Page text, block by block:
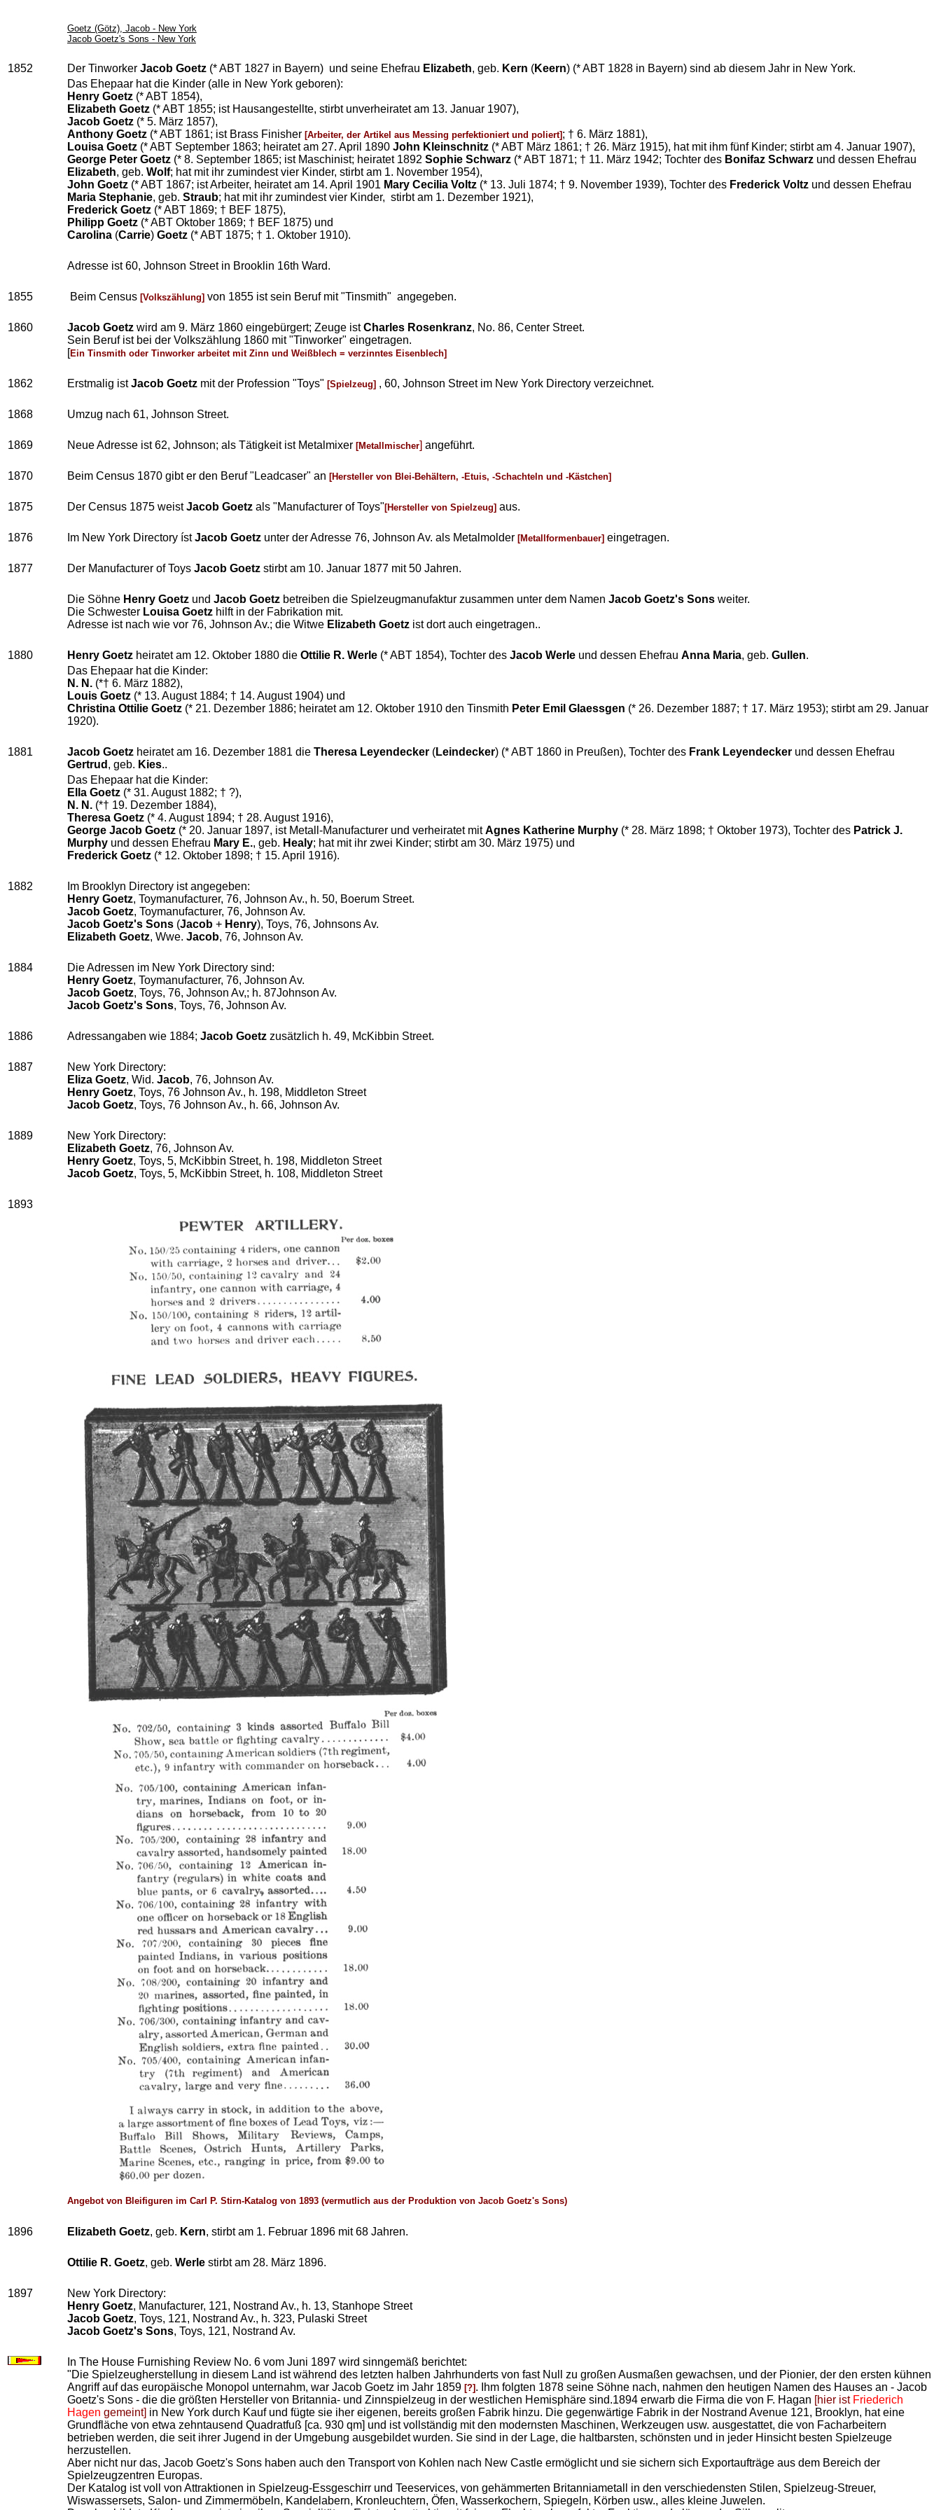
Goetz (Götz), Jacob - New York
Jacob Goetz's Sons - New York
1852 Der Tinworker Jacob Goetz (* ABT 1827 in Bayern) und seine Ehefrau Elizabeth, geb. Kern (Keern) (* ABT 1828 in Bayern) sind ab diesem Jahr in New York.
Das Ehepaar hat die Kinder (alle in New York geboren):
Henry Goetz (* ABT 1854),
Elizabeth Goetz (* ABT 1855; ist Hausangestellte, stirbt unverheiratet am 13. Januar 1907),
Jacob Goetz (* 5. März 1857),
Anthony Goetz (* ABT 1861; ist Brass Finisher [Arbeiter, der Artikel aus Messing perfektioniert und poliert] ; † 6. März 1881),
Louisa Goetz (* ABT September 1863; heiratet am 27. April 1890 John Kleinschnitz (* ABT März 1861; † 26. März 1915), hat mit ihm fünf Kinder; stirbt am 4. Januar 1907),
George Peter Goetz (* 8. September 1865; ist Maschinist; heiratet 1892 Sophie Schwarz (* ABT 1871; † 11. März 1942; Tochter des Bonifaz Schwarz und dessen Ehefrau
Elizabeth, geb. Wolf; hat mit ihr zumindest vier Kinder, stirbt am 1. November 1954),
John Goetz (* ABT 1867; ist Arbeiter, heiratet am 14. April 1901 Mary Cecilia Voltz (* 13. Juli 1874; † 9. November 1939), Tochter des Frederick Voltz und dessen Ehefrau
Maria Stephanie, geb. Straub; hat mit ihr zumindest vier Kinder, stirbt am 1. Dezember 1921),
Frederick Goetz (* ABT 1869; † BEF 1875),
Philipp Goetz (* ABT Oktober 1869; † BEF 1875) und
Carolina (Carrie) Goetz (* ABT 1875; † 1. Oktober 1910).
Adresse ist 60, Johnson Street in Brooklin 16th Ward.
1855 Beim Census [Volkszählung] von 1855 ist sein Beruf mit "Tinsmith" angegeben.
1860 Jacob Goetz wird am 9. März 1860 eingebürgert; Zeuge istCharles Rosenkranz, No. 86, Center Street.
Sein Beruf ist bei der Volkszählung 1860 mit "Tinworker" eingetragen.
[Ein Tinsmith oder Tinworker arbeitet mit Zinn und Weißblech = verzinntes Eisenblech]
1862 Erstmalig istJacob Goetz mit der Profession "Toys" [Spielzeug] , 60, Johnson Street im New York Directory verzeichnet.
1868 Umzug nach 61, Johnson Street.
1869 Neue Adresse ist 62, Johnson; als Tätigkeit ist Metalmixer [Metallmischer] angeführt.
1870 Beim Census 1870 gibt er den Beruf "Leadcaser" an [Hersteller von Blei-Behältern, -Etuis, -Schachteln und -Kästchen]
1875 Der Census 1875 weistJacob Goetz als "Manufacturer of Toys" [Hersteller von Spielzeug] aus.
1876 Im New York Directory ístJacob Goetz unter der Adresse 76, Johnson Av. als Metalmolder [Metallformenbauer] eingetragen.
1877 Der Manufacturer of Toys Jacob Goetz stirbt am 10. Januar 1877 mit 50 Jahren.
Die Söhne Henry Goetz und Jacob Goetz betreiben die Spielzeugmanufaktur zusammen unter dem Namen Jacob Goetz's Sons weiter.
Die Schwester Louisa Goetz hilft in der Fabrikation mit.
Adresse ist nach wie vor 76, Johnson Av.; die Witwe Elizabeth Goetz ist dort auch eingetragen..
1880 Henry Goetz heiratet am 12. Oktober 1880 die Ottilie R. Werle (* ABT 1854), Tochter des Jacob Werle und dessen Ehefrau Anna Maria, geb. Gullen.
Das Ehepaar hat die Kinder:
N. N. (*† 6. März 1882),
Louis Goetz (* 13. August 1884; † 14. August 1904) und
Christina Ottilie Goetz (* 21. Dezember 1886; heiratet am 12. Oktober 1910 den Tinsmith Peter Emil Glaessgen (* 26. Dezember 1887; † 17. März 1953); stirbt am 29. Januar
1920).
1881 Jacob Goetz heiratet am 16. Dezember 1881 die Theresa Leyendecker (Leindecker) (* ABT 1860 in Preußen), Tochter des Frank Leyendecker und dessen Ehefrau
Gertrud , geb. Kies..
Das Ehepaar hat die Kinder:
Ella Goetz (* 31. August 1882; † ?),
N. N. (*† 19. Dezember 1884),
Theresa Goetz (* 4. August 1894; † 28. August 1916),
George Jacob Goetz (* 20. Januar 1897, ist Metall-Manufacturer und verheiratet mitAgnes Katherine Murphy (* 28. März 1898; † Oktober 1973), Tochter des Patrick J.
Murphy und dessen Ehefrau Mary E., geb. Healy; hat mit ihr zwei Kinder; stirbt am 30. März 1975) und
Frederick Goetz (* 12. Oktober 1898; † 15. April 1916).
1882
Im Brooklyn Directory ist angegeben:
Henry Goetz, Toymanufacturer, 76, Johnson Av., h. 50, Boerum Street.
Jacob Goetz, Toymanufacturer, 76, Johnson Av.
Jacob Goetz's Sons (Jacob + Henry), Toys, 76, Johnsons Av.
Elizabeth Goetz, Wwe. Jacob, 76, Johnson Av.
1884
Die Adressen im New York Directory sind:
Henry Goetz, Toymanufacturer, 76, Johnson Av.
Jacob Goetz, Toys, 76, Johnson Av,; h. 87Johnson Av.
Jacob Goetz's Sons, Toys, 76, Johnson Av.
1886 Adressangaben wie 1884; Jacob Goetz zusätzlich h. 49, McKibbin Street.
1887
New York Directory:
Eliza Goetz, Wid. Jacob, 76, Johnson Av.
Henry Goetz, Toys, 76 Johnson Av., h. 198, Middleton Street
Jacob Goetz, Toys, 76 Johnson Av., h. 66, Johnson Av.
1889
New York Directory:
Elizabeth Goetz, 76, Johnson Av.
Henry Goetz, Toys, 5, McKibbin Street, h. 198, Middleton Street
Jacob Goetz, Toys, 5, McKibbin Street, h. 108, Middleton Street
1893
Angebot von Bleifiguren im Carl P. Stirn-Katalog von 1893 (vermutlich aus der Produktion von Jacob Goetz's Sons)
1896 Elizabeth Goetz, geb. Kern, stirbt am 1. Februar 1896 mit 68 Jahren.
Ottilie R. Goetz, geb. Werle stirbt am 28. März 1896.
1897
New York Directory:
Henry Goetz, Manufacturer, 121, Nostrand Av., h. 13, Stanhope Street
Jacob Goetz, Toys, 121, Nostrand Av., h. 323, Pulaski Street
Jacob Goetz's Sons, Toys, 121, Nostrand Av.
In The House Furnishing Review No. 6 vom Juni 1897 wird sinngemäß berichtet:
"Die Spielzeugherstellung in diesem Land ist während des letzten halben Jahrhunderts von fast Null zu großen Ausmaßen gewachsen, und der Pionier, der den ersten kühnen
Angriff auf das europäische Monopol unternahm, war Jacob Goetz im Jahr 1859 [?] . Ihm folgten 1878 seine Söhne nach, nahmen den heutigen Namen des Hauses an - Jacob
Goetz's Sons - die die größten Hersteller von Britannia- und Zinnspielzeug in der westlichen Hemisphäre sind.1894 erwarb die Firma die von F. Hagan [hier ist Friederich
Hagen gemeint] in New York durch Kauf und fügte sie iher eigenen, bereits großen Fabrik hinzu. Die gegenwärtige Fabrik in der Nostrand Avenue 121, Brooklyn, hat eine
Grundfläche von etwa zehntausend Quadratfuß [ca. 930 qm] und ist vollständig mit den modernsten Maschinen, Werkzeugen usw. ausgestattet, die von Facharbeitern
betrieben werden, die seit ihrer Jugend in der Umgebung ausgebildet wurden. Sie sind in der Lage, die haltbarsten, schönsten und in jeder Hinsicht besten Spielzeuge
herzustellen.
Aber nicht nur das, Jacob Goetz's Sons haben auch den Transport von Kohlen nach New Castle ermöglicht und sie sichern sich Exportaufträge aus dem Bereich der
Spielzeugzentren Europas.
Der Katalog ist voll von Attraktionen in Spielzeug-Essgeschirr und Teeservices, von gehämmerten Britanniametall in den verschiedensten Stilen, Spielzeug-Streuer,
Wiswassersets, Salon- und Zimmermöbeln, Kandelabern, Kronleuchtern, Öfen, Wasserkochern, Spiegeln, Körben usw., alles kleine Juwelen.